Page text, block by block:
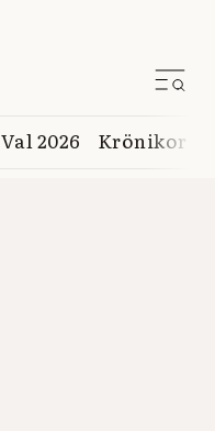
Val 2026 Krönikor